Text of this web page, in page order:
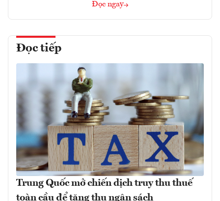
Đọc ngay
Đọc tiếp
Trung Quốc mở chiến dịch truy thu thuế
toàn cầu để tăng thu ngân sách